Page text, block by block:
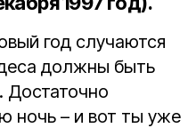
год случаются
должны быть
Достаточно
ночь – и вот ты уже